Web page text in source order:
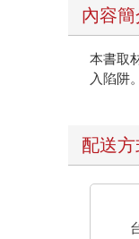
內容簡
本書取
入陷阱。
配送